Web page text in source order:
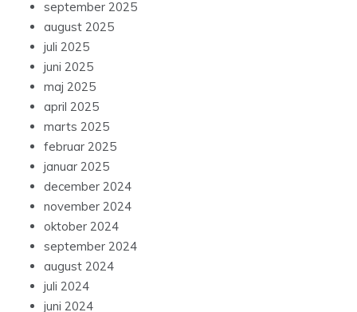
september 2025
august 2025
juli 2025
juni 2025
maj 2025
april 2025
marts 2025
februar 2025
januar 2025
december 2024
november 2024
oktober 2024
september 2024
august 2024
juli 2024
juni 2024